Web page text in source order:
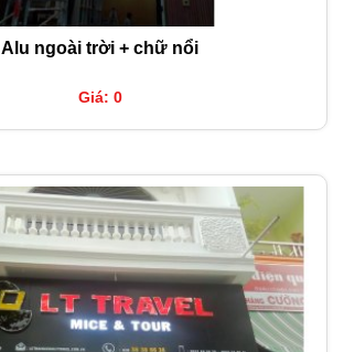
Alu ngoài trời + chữ nổi
Giá: 0